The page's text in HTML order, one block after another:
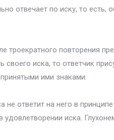
отвечает по иску, то
троекратного повторения
своего иска, то ответчик
ими знаками.
не ответит на него в
удовлетворении иска.